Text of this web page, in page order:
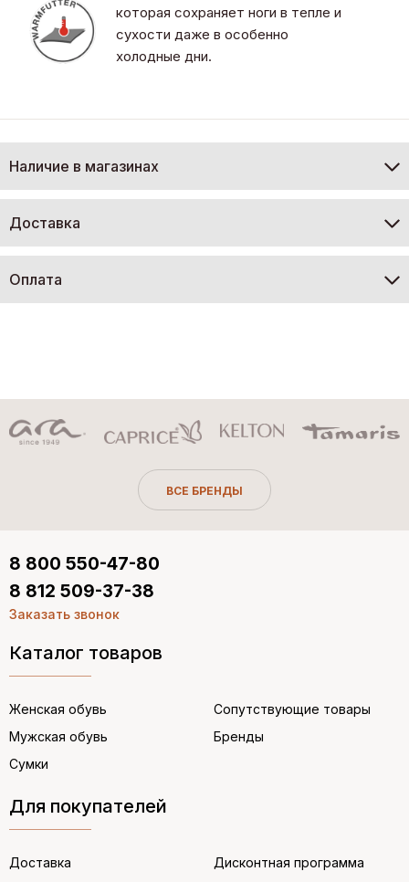
которая сохраняет ноги в тепле и
сухости даже в особенно
холодные дни.
Наличие в магазинах
Доставка
Оплата
ВСЕ БРЕНДЫ
Каталог товаров
Женская обувь
Мужская обувь
Сумки
Сопутствующие товары
Бренды
Для покупателей
Доставка Дисконтная программа
8 800 550-47-80
8 812 509-37-38
Заказать звонок